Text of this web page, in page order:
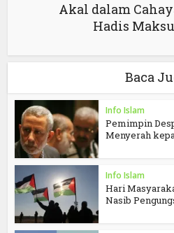
Akal dalam
Hadis
Baca
Info Islam
Pemimpin
Menyerah
Info Islam
Hari
Nasib